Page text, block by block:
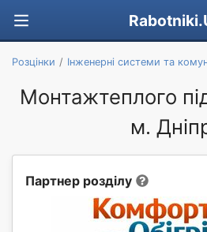
Розцінки Інженерні системи та
Монтажтеплого
м.
Партнер розділу